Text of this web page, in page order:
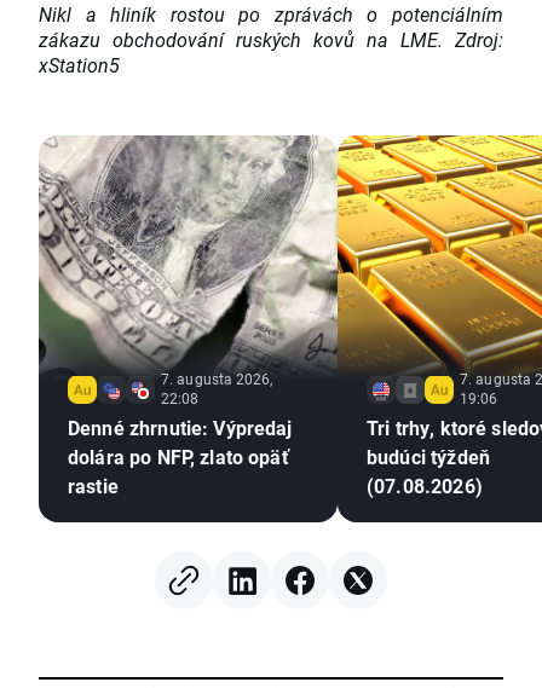
Nikl a hliník rostou po zprávách o potenciálním
zákazu obchodování ruských kovů na LME. Zdroj:
xStation5
7. augusta 2026,
22:08
Denné zhrnutie: Výpredaj
dolára po NFP, zlato opäť
rastie
7. augusta
19:06
Tri trhy, ktoré
budúci týždeň
(07.08.2026)